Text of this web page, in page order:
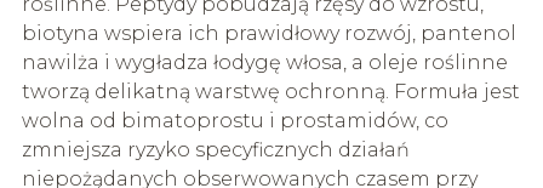
biotyna wspiera ich prawidłowy rozwój, pantenol
nawilża i wygładza łodygę włosa, a oleje roślinne
tworzą delikatną warstwę ochronną. Formuła jest
wolna od bimatoprostu i prostamidów, co
zmniejsza ryzyko specyficznych działań
niepożądanych obserwowanych czasem przy